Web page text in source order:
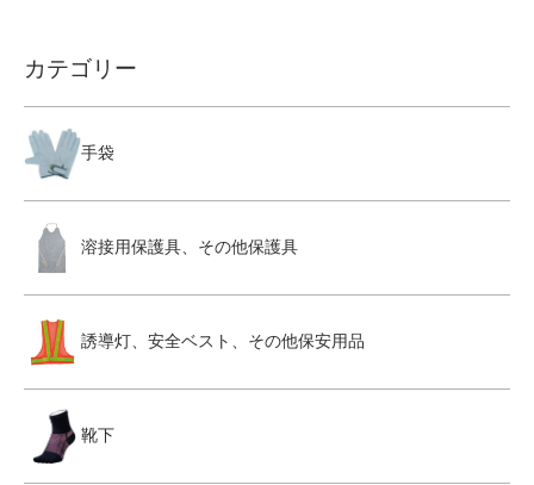
カテゴリー
手袋
溶接用保護具、その他保護具
誘導灯、安全ベスト、その他保安用品
靴下